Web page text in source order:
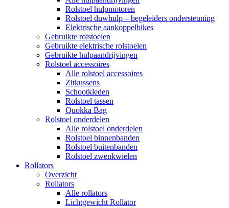
Rolstoel hulpmotoren
Rolstoel duwhulp – begeleiders ondersteuning
Elektrische aankoppelbikes
Gebruikte rolstoelen
Gebruikte elektrische rolstoelen
Gebruikte hulpaandrijvingen
Rolstoel accessoires
Alle rolstoel accessoires
Zitkussens
Schootkleden
Rolstoel tassen
Quokka Bag
Rolstoel onderdelen
Alle rolstoel onderdelen
Rolstoel binnenbanden
Rolstoel buitenbanden
Rolstoel zwenkwielen
Rollators
Overzicht
Rollators
Alle rollators
Lichtgewicht Rollator